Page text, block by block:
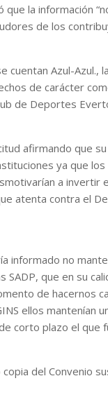
la información
de los
Azul-Azul.,
de carácter
de Deportes
afirmando que
ya que
a invertir
atenta contra el
informado no
SADP, que en su
de hacernos
ellos mantenían
corto plazo el que
del Convenio